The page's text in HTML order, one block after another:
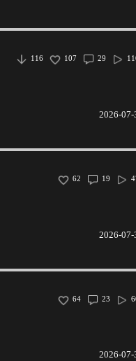
29
107
116
2026-07-
19
62
2026-07-
23
64
2026-07-